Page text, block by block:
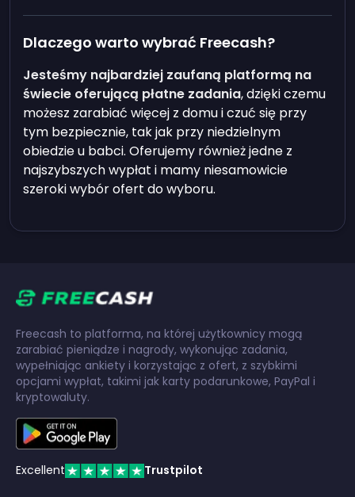
Dlaczego warto wybrać Freecash?
Jesteśmy najbardziej zaufaną platformą na
świecie oferującą płatne zadania, dzięki czemu
możesz zarabiać więcej z domu i czuć się przy
tym bezpiecznie, tak jak przy niedzielnym
obiedzie u babci. Oferujemy również jedne z
najszybszych wypłat i mamy niesamowicie
szeroki wybór ofert do wyboru.
Freecash to platforma, na której użytkownicy mogą
zarabiać pieniądze i nagrody, wykonując zadania,
wypełniając ankiety i korzystając z ofert, z szybkimi
opcjami wypłat, takimi jak karty podarunkowe, PayPal i
kryptowaluty.
Excellent Trustpilot